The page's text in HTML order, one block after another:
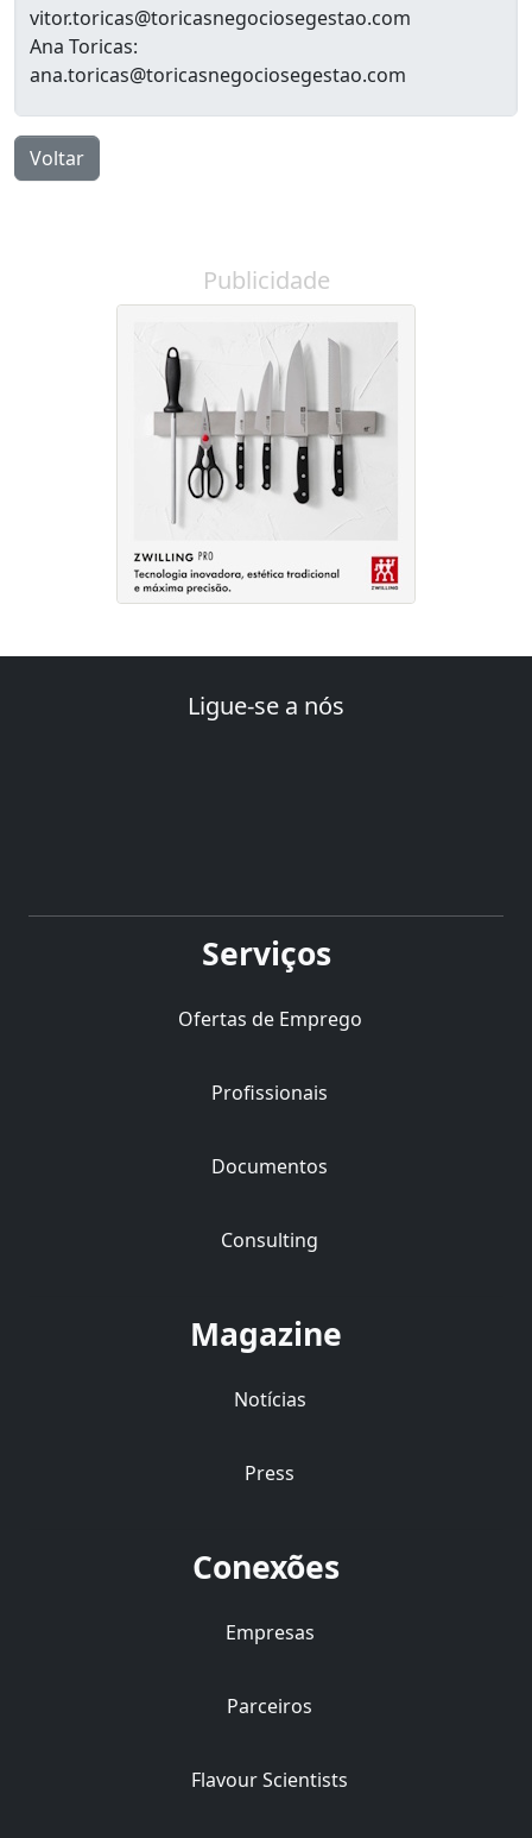
vitor.toricas@toricasnegociosegestao.com
Ana Toricas:
ana.toricas@toricasnegociosegestao.com
Voltar
Publicidade
Ligue-se a nós
Serviços
Ofertas de Emprego
Profissionais
Documentos
Consulting
Magazine
Notícias
Press
Conexões
Empresas
Parceiros
Flavour Scientists